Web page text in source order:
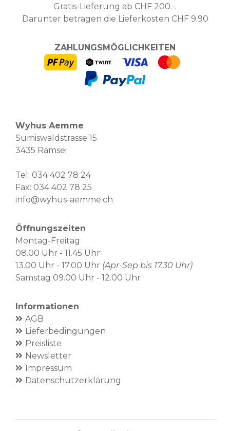
Gratis-Lieferung ab CHF 200.-.
Darunter betragen die Lieferkosten CHF 9.90
ZAHLUNGSMÖGLICHKEITEN
Wyhus Aemme
Sumiswaldstrasse 15
3435 Ramsei
Tel: 034 402 78 24
Fax: 034 402 78 25
info@wyhus-aemme.ch
Öffnungszeiten
Montag-Freitag
08.00 Uhr - 11.45 Uhr
13.00 Uhr - 17.00 Uhr (Apr-Sep bis 17.30 Uhr)
Samstag 09.00 Uhr - 12.00 Uhr
Informationen
AGB
Lieferbedingungen
Preisliste
Newsletter
Impressum
Datenschutzerklärung